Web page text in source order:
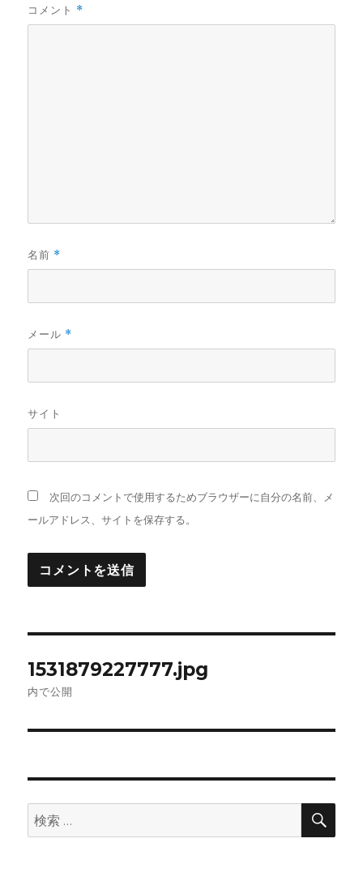
コメント *
名前 *
メール *
サイト
次回のコメントで使用するためブラウザーに自分の名前、メ
ールアドレス、サイトを保存する。
稿
ゲ
ー
1531879227777.jpg
内で公開
検
索:
検